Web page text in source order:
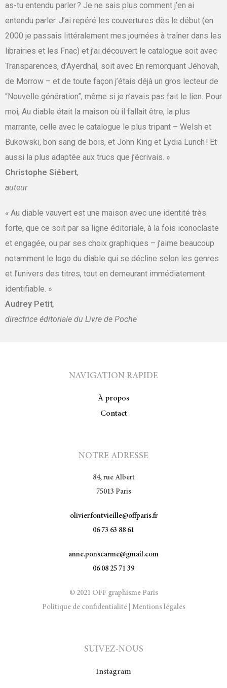
as-tu entendu parler ? Je ne sais plus comment j’en ai
entendu parler. J’ai repéré les couvertures dès le début (en
2000 je passais littéralement mes journées à traîner dans les
librairies et les Fnac) et j’ai découvert le catalogue soit avec
Transparences, d’Ayerdhal, soit avec En remorquant Jéhovah,
de Morrow – et de toute façon j’étais déjà un gros lecteur de
“Nouvelle génération”, même si je n’avais pas fait le lien. Pour
moi, Au diable était la maison où il fallait être, la plus
marrante, celle avec le catalogue le plus tripant – Welsh et
Bukowski, bon sang de bois, et John King et Lydia Lunch ! Et
aussi la plus adaptée aux trucs que j’écrivais. »
Christophe Siébert,
auteur
« Au diable vauvert est une maison avec une identité très
forte, que ce soit par sa ligne éditoriale, à la fois iconoclaste
et engagée, ou par ses choix graphiques – j’aime beaucoup
notamment le logo du diable qui se décline selon les genres
et l’univers des titres, tout en demeurant immédiatement
identifiable. »
Audrey Petit,
directrice éditoriale du Livre de Poche
NAVIGATION RAPIDE
À propos
Contact
NOTRE ADRESSE
84, rue Albert
75013 Paris
olivier.fontvieille@offparis.fr
06 73 63 88 61
anne.ponscarme@gmail.com
06 08 25 71 39
© 2021 OFF graphisme Paris
Politique de confidentialité| Mentions légales
SUIVEZ-NOUS
Instagram